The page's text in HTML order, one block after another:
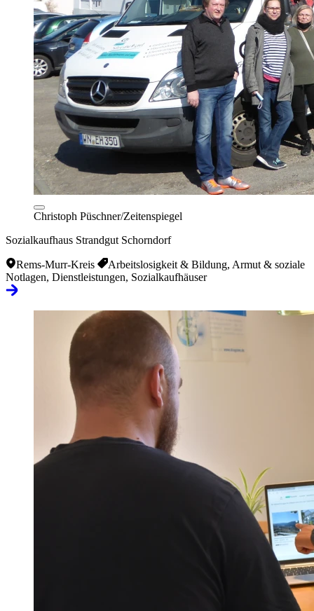
Christoph Püschner/Zeitenspiegel
Sozialkaufhaus Strandgut Schorndorf
Rems-Murr-Kreis
Arbeitslosigkeit & Bildung, Armut & soziale
Notlagen, Dienstleistungen, Sozialkaufhäuser